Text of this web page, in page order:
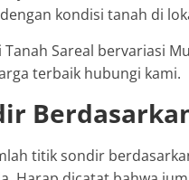
kondisi tanah di
Sareal bervariasi
terbaik hubungi kami.
titik sondir